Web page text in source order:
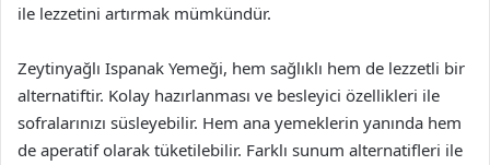
ile lezzetini artırmak mümkündür.
Zeytinyağlı Ispanak Yemeği, hem sağlıklı hem de lezzetli bir
alternatiftir. Kolay hazırlanması ve besleyici özellikleri ile
sofralarınızı süsleyebilir. Hem ana yemeklerin yanında hem
de aperatif olarak tüketilebilir. Farklı sunum alternatifleri ile